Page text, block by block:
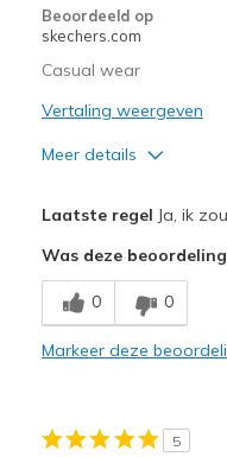
Beoordeeld op
skechers.com
Casual wear
Vertaling weergeven
Meer details
Comfortable
Stylish
Laatste regel Ja, ik
Was deze
0 0
Markeer deze
5